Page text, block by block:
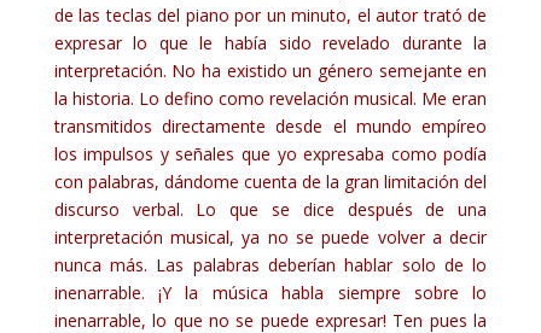
de las teclas del piano por un minuto, el autor trató de
expresar lo que le había sido revelado durante la
interpretación. No ha existido un género semejante en
la historia. Lo defino como revelación musical. Me eran
transmitidos directamente desde el mundo empíreo
los impulsos y señales que yo expresaba como podía
con palabras, dándome cuenta de la gran limitación del
discurso verbal. Lo que se dice después de una
interpretación musical, ya no se puede volver a decir
nunca más. Las palabras deberían hablar solo de lo
inenarrable. ¡Y la música habla siempre sobre lo
inenarrable, lo que no se puede expresar! Ten pues la